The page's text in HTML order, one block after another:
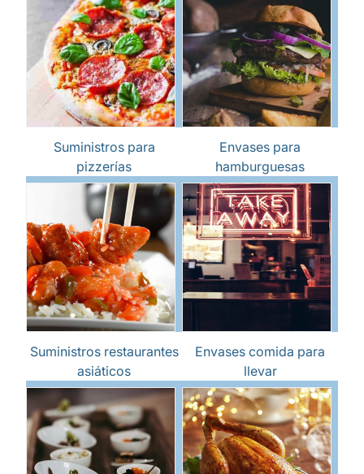
Suministros para
pizzerías
Envases para
hamburguesas
Suministros restaurantes
asiáticos
Envases comida para
llevar